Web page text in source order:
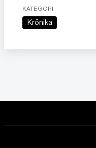
KATEGORI
Krönika